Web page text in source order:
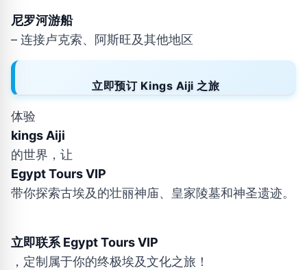
尼罗河游船
– 连接卢克索、阿斯旺及其他地区
立即预订 Kings Aiji 之旅
体验
kings Aiji
的世界，让
Egypt Tours VIP
带你探索古埃及的壮丽神庙、皇家陵墓和神圣遗迹。
立即联系 Egypt Tours VIP
，定制属于你的终极埃及文化之旅！